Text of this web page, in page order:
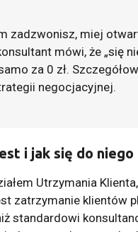
zadzwonisz, miej
mówi, że „się
za 0 zł.
negocjacyjnej.
i jak się do niego
Utrzymania
zatrzymanie klientów
standardowi